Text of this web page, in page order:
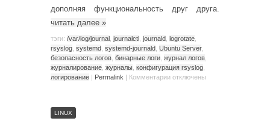
дополняя функциональность друг друга.
читать далее »
тэги: /var/log/journal journalctl journald logrotate
rsyslog systemd systemd-journald Ubuntu Server,
безопасность логов бинарные логи журнал логов
журналирование журналы конфигурация rsyslog
логирование | Permalink | Комментарии отключены
LINUX